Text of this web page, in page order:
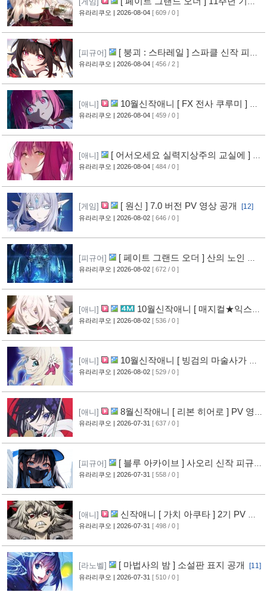
영상 공개
[9]
유라리쿠오 | 2026-08-04 [ 609 / 0 ]
[피규어]
[ 붕괴 : 스타레일 ] 스파클 신작 피규
어 공개
[6]
유라리쿠오 | 2026-08-04 [ 456 / 2 ]
[애니]
10월신작애니 [ FX 전사 쿠루미 ] PV
영상 공개
[7]
유라리쿠오 | 2026-08-04 [ 459 / 0 ]
[애니]
[ 어서오세요 실력지상주의 교실에 ] 블
루레이 VOL.2 표지 공개 [8]
유라리쿠오 | 2026-08-04 [ 484 / 0 ]
[게임] [ 원신 ] 7.0 버전 PV 영상 공개 [12]
유라리쿠오 | 2026-08-02 [ 646 / 0 ]
[피규어]
[ 페이트 그랜드 오더 ] 산의 노인 신
작 피규어 공개 [17]
유라리쿠오 | 2026-08-02 [ 672 / 0 ]
[애니]
10월신작애니 [ 매지컬★익스플
로러 ] PV 영상 공개 [12]
유라리쿠오 | 2026-08-02 [ 536 / 0 ]
[애니]
10월신작애니 [ 빙검의 마술사가 세
계를 다스린다 ] 2기 PV 영상 공개
유라리쿠오 | 2026-08-02 [ 529 / 0 ]
[애니]
8월신작애니 [ 리본 히어로 ] PV 영
상 공개
[11]
유라리쿠오 | 2026-07-31 [ 637 / 0 ]
[피규어]
[ 블루 아카이브 ] 사오리 신작 피규어
공개 [10]
유라리쿠오 | 2026-07-31 [ 558 / 0 ]
[애니]
신작애니 [ 가치 아쿠타 ] 2기 PV 영
상 공개
[13]
유라리쿠오 | 2026-07-31 [ 498 / 0 ]
[라노벨] [ 마법사의 밤 ] 소설판 표지 공개 [11]
유라리쿠오 | 2026-07-31 [ 510 / 0 ]